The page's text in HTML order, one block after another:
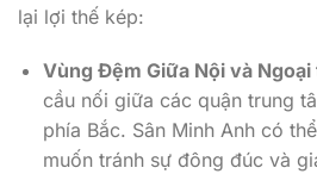
lại lợi thế kép:
Vùng Đệm Giữa Nội và Ngoại
cầu nối giữa các quận trung
phía Bắc. Sân Minh Anh có
muốn tránh sự đông đúc và